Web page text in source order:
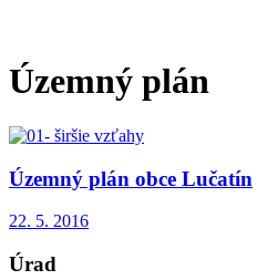
Územný plán
Územný plán obce Lučatín
22. 5. 2016
Úrad